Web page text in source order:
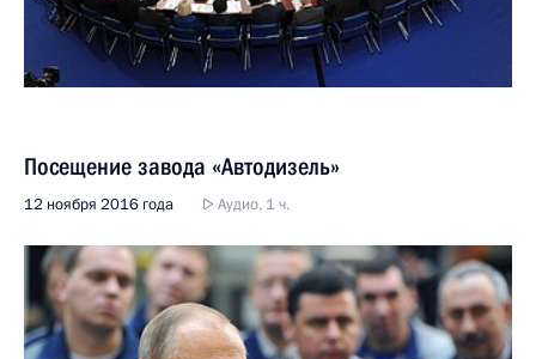
Посещение завода «Автодизель»
12 ноября 2016 года Аудио, 1 ч.